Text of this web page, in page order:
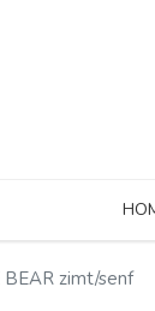
zimt/senf